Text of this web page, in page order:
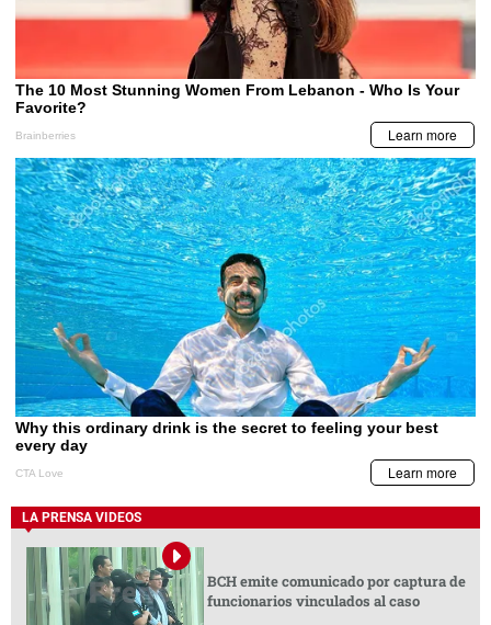
LA PRENSA VIDEOS
BCH emite comunicado por captura de
funcionarios vinculados al caso